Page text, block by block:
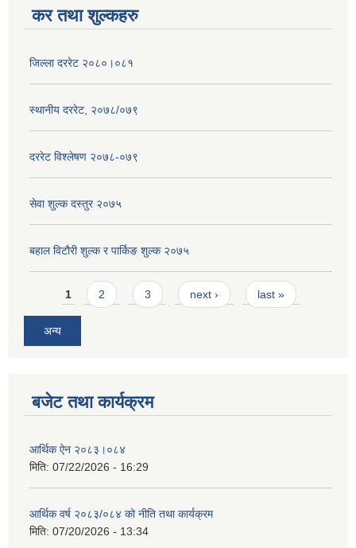
कर तथा शुल्कहरु
जिल्ला दररेट २०८०।०८१
स्थानीय दररेट, २०७८/०७९
दररेट विश्लेषण २०७८-०७९
सेवा शुल्क दस्तुर २०७५
बहाल विटौरी शुल्क र पार्किङ शुल्क २०७५
Pages
1 2 3 next › last »
अन्य
बजेट तथा कार्यक्रम
आर्थिक ऐन २०८३।०८४
मिति: 07/22/2026 - 16:29
आर्थिक वर्ष २०८३/०८४ को नीति तथा कार्यक्रम
मिति: 07/20/2026 - 13:34